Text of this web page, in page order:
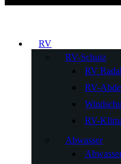
RV
RV-Schutz
RV
RV-
RV-
Abwasser